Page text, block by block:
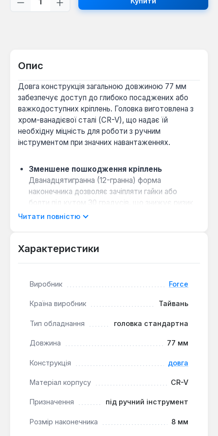
Опис
Довга конструкція загальною довжиною 77 мм
забезпечує доступ до глибоко посаджених або
важкодоступних кріплень. Головка виготовлена з
хром-ванадієвої сталі (CR-V), що надає їй
необхідну міцність для роботи з ручним
інструментом при значних навантаженнях.
Зменшене пошкодження кріплень
Дванадцятигранна (12-гранна) форма
наконечника дозволяє зачіпляти гайки або
болти під кутом 30 градусів, що знижує ризик
зминання граней і підвищує швидкість роботи.
тріскачок, гайковертів та воротків
Ця метрична головка розміром 8 мм призначена
для точних монтажних та ремонтних робіт у
автомобільній промисловості, машинобудуванні
або при збірці обладнання, де потрібно працювати
Читати повністю
Характеристики
Виробник Force
Країна виробник Тайвань
Тип обладнання головка стандартна
Довжина 77 мм
Конструкція довга
Матеріал корпусу CR-V
Призначення під ручний інструмент
Розмір наконечника 8 мм